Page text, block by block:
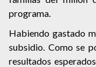
programa.
Habiendo gastado
subsidio. Como se
resultados